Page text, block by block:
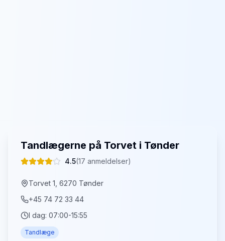
Tandlægerne på Torvet i Tønder
4.5(17 anmeldelser)
Torvet 1, 6270 Tønder
+45 74 72 33 44
I dag: 07:00-15:55
Tandlæge